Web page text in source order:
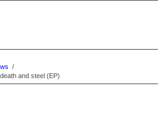
/
and steel (EP)